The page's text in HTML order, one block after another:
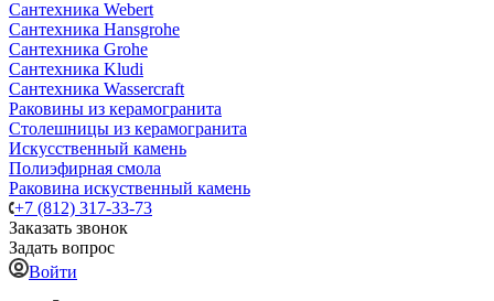
Сантехника Webert
Сантехника Hansgrohe
Сантехника Grohe
Сантехника Kludi
Сантехника Wassercraft
Раковины из керамогранита
Столешницы из керамогранита
Искусственный камень
Полиэфирная смола
Раковина искуственный камень
+7 (812) 317-33-73
Заказать звонок
Задать вопрос
Войти